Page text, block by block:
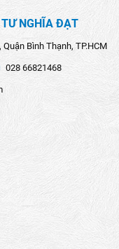
NGHĨA ĐẠT
Bình Thạnh, TP.HCM
028 66821468